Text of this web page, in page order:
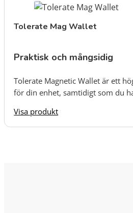
Tolerate Mag Wallet
Praktisk och mångsidig
Tolerate Magnetic Wallet är ett
för din enhet, samtidigt som du
Visa produkt